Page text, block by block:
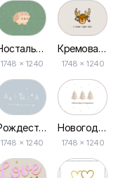
Ностальгия: Ежик на Зеленой Открытке
1748 × 1240
Рождественская Открытка: Голубой Лес с Оленем
1748 × 1240
Кремовая Новогодняя Поздравительная Открытка с Наступающим Годом
1748 × 1240
Новогодняя Открытка с Белым Фоном и Елками
1748 × 1240